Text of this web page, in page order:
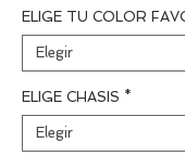
ELIGE TU COLOR
ELIGE CHASIS *